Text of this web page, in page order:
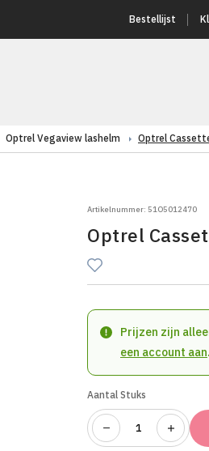
Bestellijst
Optrel Vegaview lashelm Optrel
Artikelnummer: 51O5012470
Optrel
Prijzen zijn
een account aan.
Aantal Stuks